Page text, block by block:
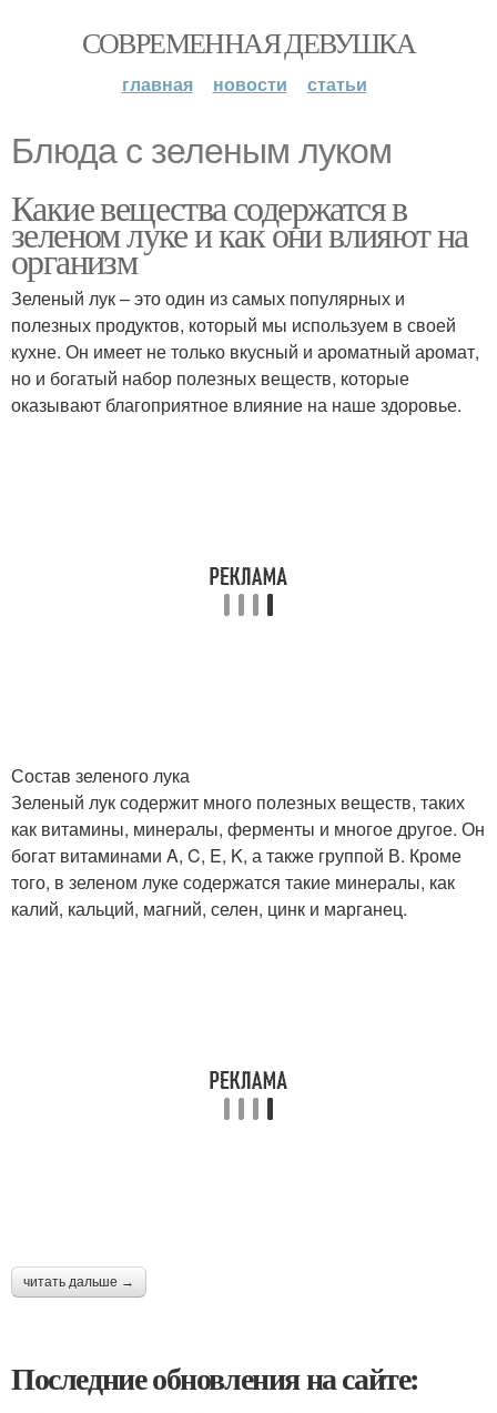
СОВРЕМЕННАЯ ДЕВУШКА
главная новости статьи
Блюда с зеленым луком
Какие вещества содержатся в
зеленом луке и как они влияют на
организм
Зеленый лук – это один из самых популярных и
полезных продуктов, который мы используем в своей
кухне. Он имеет не только вкусный и ароматный аромат,
но и богатый набор полезных веществ, которые
оказывают благоприятное влияние на наше здоровье.
Состав зеленого лука
Зеленый лук содержит много полезных веществ, таких
как витамины, минералы, ферменты и многое другое. Он
богат витаминами A, C, E, K, а также группой В. Кроме
того, в зеленом луке содержатся такие минералы, как
калий, кальций, магний, селен, цинк и марганец.
читать дальше →
Последние обновления на сайте: